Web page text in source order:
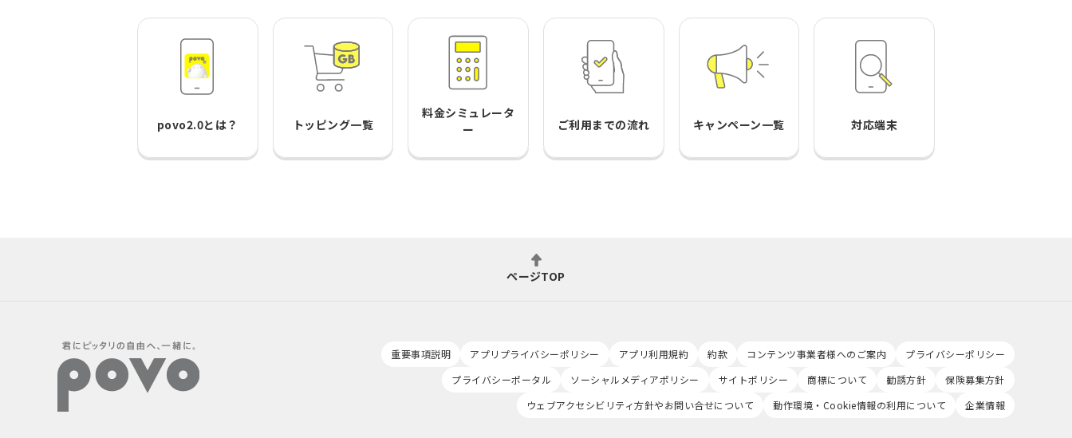
povo2.0とは？ トッピング一覧
料金シミュレータ
ー
ご利用までの流れ キャンペーン一覧 対応端末
ページTOP
重要事項説明 アプリプライバシーポリシー アプリ利用規約 約款 コンテンツ事業者様へのご案内
プライバシーポリシー
プライバシーポータル
ソーシャルメディアポリシー サイトポリシー 商標について 勧誘方針
保険募集方針
ウェブアクセシビリティ方針やお問い合せについて
動作環境・Cookie情報の利用について 企業情報